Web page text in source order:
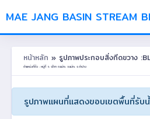
MAE JANG BASIN STREAM
หน้าหลัก » รูปภาพประกอบสิ่งกีดขวาง
ตำแหน่งที่ตั้ง : หมู่ที่ 5 จว๊าก ต.แม่ทะ อ.แม่ทะ จ.ลำปาง
รูปภาพแผนที่แสดงขอบเขตพื้นที่รับ